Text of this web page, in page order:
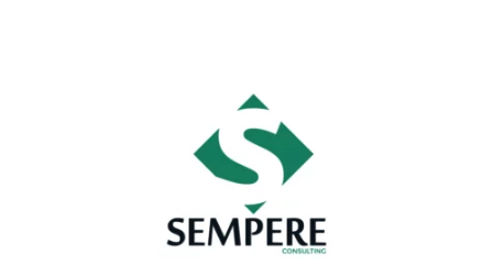
sempere
Id Corporativa